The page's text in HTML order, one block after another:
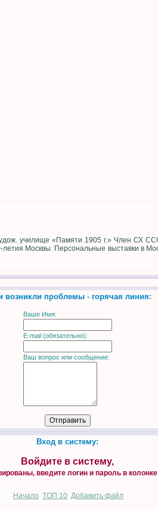
училище «Памяти 1905 г.» Член СХ
Москвы. Персональные выставки в
возникли проблемы - горячая линия:
Ваше Имя:
E-mail (обязательно):
Ваш вопрос или сообщение:
Вход в систему:
Войдите в систему,
введите логин и пароль в
Начало TOП 10 Добавить файл